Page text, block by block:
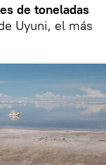
de toneladas
Uyuni, el más